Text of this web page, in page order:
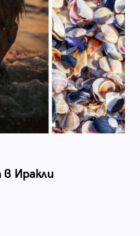
в Иракли